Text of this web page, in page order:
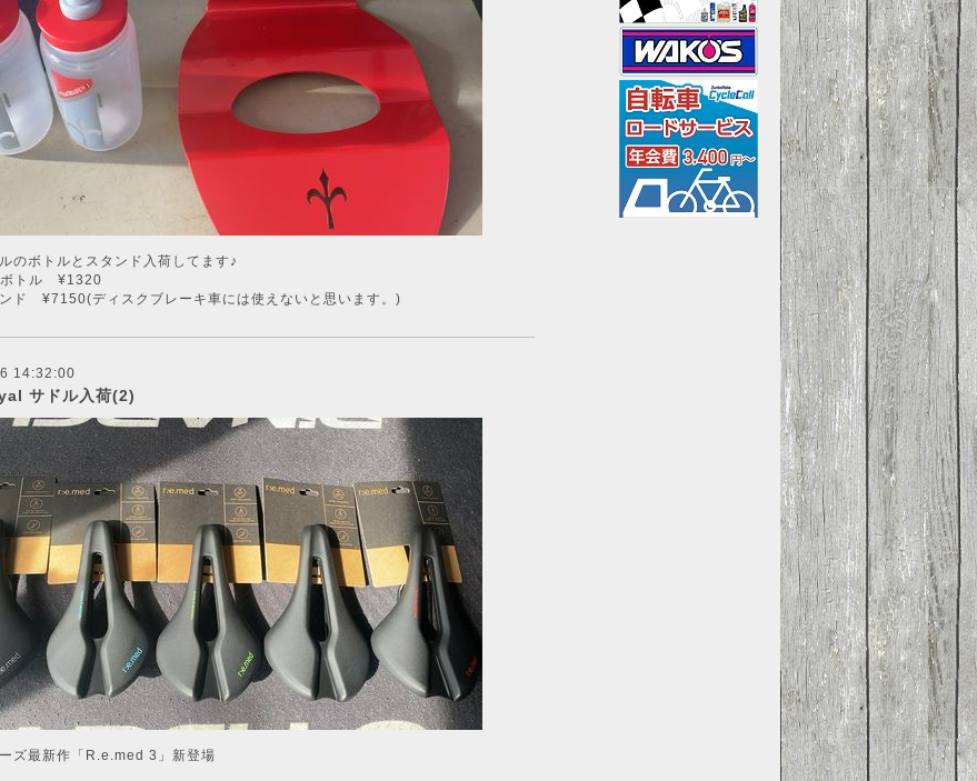
のボトルとスタンド入荷してます♪
ボトル ¥1320
ド ¥7150(ディスクブレーキ車には使えないと思います。)
14:32:00
サドル入荷(2)
ズ最新作「R.e.med 3」新登場